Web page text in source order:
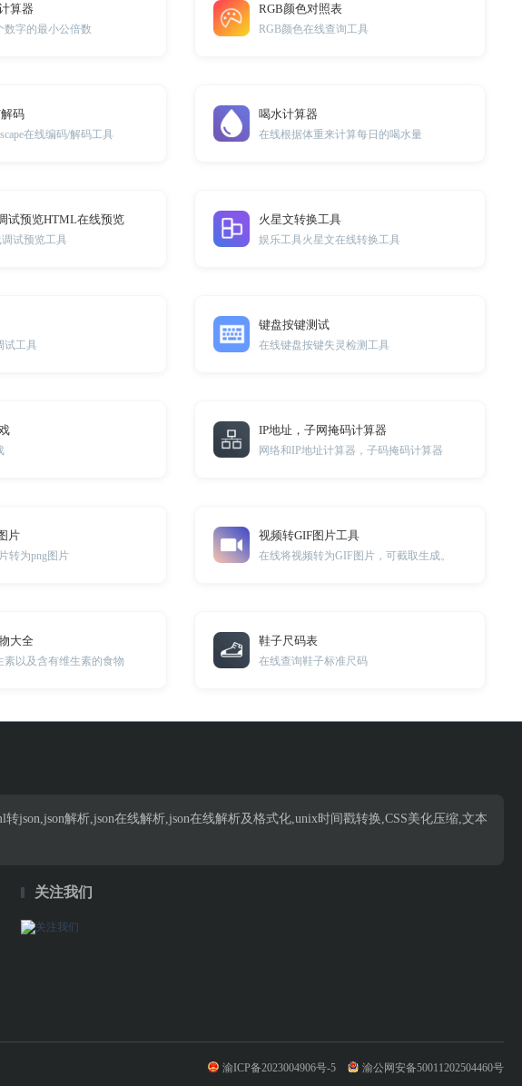
算器
数字的最小公倍数
RGB颜色对照表
RGB颜色在线查询工具
码
在线编码/解码工具
喝水计算器
在线根据体重来计算每日的喝水量
试预览HTML在线预览
试预览工具
火星文转换工具
娱乐工具火星文在线转换工具
试工具
键盘按键测试
在线键盘按键失灵检测工具
IP地址，子网掩码计算器
网络和IP地址计算器，子码掩码计算器
片
转为png图片
视频转GIF图片工具
在线将视频转为GIF图片，可截取生成。
大全
素以及含有维生素的食物
鞋子尺码表
在线查询鞋子标准尺码
json,json解析,json在线解析,json在线解析及格式化,unix时间戳转换,CSS美化压缩,文本
关注我们
渝ICP备2023004906号-5 渝公网安备50011202504460号